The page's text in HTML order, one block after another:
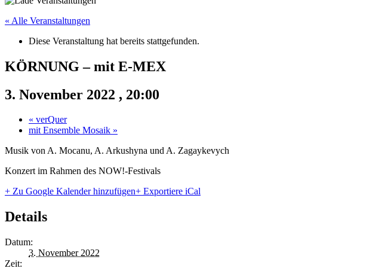
« Alle Veranstaltungen
Diese Veranstaltung hat bereits stattgefunden.
KÖRNUNG – mit E-MEX
3. November 2022 , 20:00
« verQuer
mit Ensemble Mosaik »
Musik von A. Mocanu, A. Arkushyna und A. Zagaykevych
Konzert im Rahmen des NOW!-Festivals
+ Zu Google Kalender hinzufügen+ Exportiere iCal
Details
Datum:
3. November 2022
Zeit: